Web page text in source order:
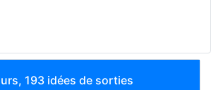
193 idées de sorties